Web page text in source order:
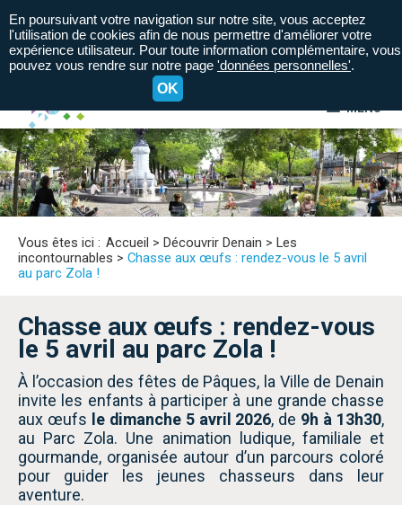
MENU
A= A- A+
Vous êtes ici : Accueil > Découvrir Denain > Les
incontournables > Chasse aux œufs : rendez-vous le 5 avril
au parc Zola !
Chasse aux œufs : rendez-vous
le 5 avril au parc Zola !
À l’occasion des fêtes de Pâques, la Ville de Denain
invite les enfants à participer à une grande chasse
aux œufs le dimanche 5 avril 2026, de 9h à 13h30,
au Parc Zola. Une animation ludique, familiale et
gourmande, organisée autour d’un parcours coloré
pour guider les jeunes chasseurs dans leur
aventure.
En poursuivant votre navigation sur notre site, vous acceptez
l'utilisation de cookies afin de nous permettre d'améliorer votre
expérience utilisateur. Pour toute information complémentaire, vous
pouvez vous rendre sur notre page 'données personnelles'.
OK